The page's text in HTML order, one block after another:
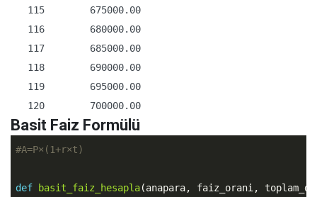
   115        675000.00
   116        680000.00
   117        685000.00
   118        690000.00
   119        695000.00
   120        700000.00
Basit Faiz Formülü
#A=P×(1+r×t)
def basit_faiz_hesapla(anapara, faiz_orani,